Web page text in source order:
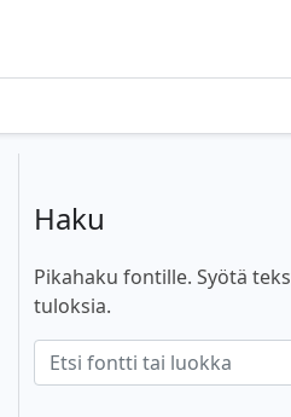
Haku
Pikahaku fontille. Syötä
tuloksia.